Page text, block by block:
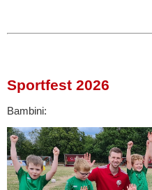
Sportfest 2026
Bambini: